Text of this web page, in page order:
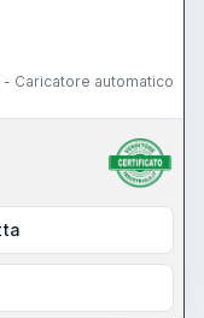
- Caricatore automatico